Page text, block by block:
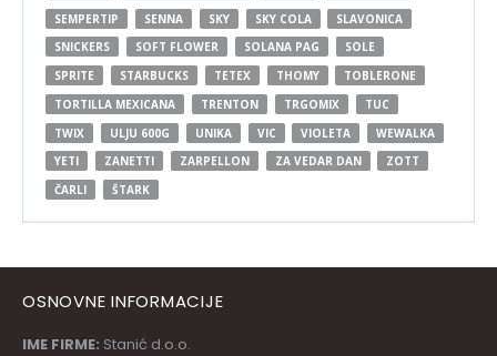
SEMPERTIP
SENNA SKY SKY COLA
SLAVONICA
SNICKERS
SOFT FLOWER SOLANA PAG
SOLE
SPRITE
STARBUCKS TETEX THOMY
TOBLERONE
TORTILLA MEXICANA
TRENTON TRGOMIX
TUC
TWIX
ULJU 600G UNIKA VIC VIOLETA
WEWALKA
YETI
ZANETTI ZARPELLON ZA VEDAR DAN
ZOTT
ČARLI
ŠTARK
OSNOVNE INFORMACIJE
IME FIRME: Stanić d.o.o.